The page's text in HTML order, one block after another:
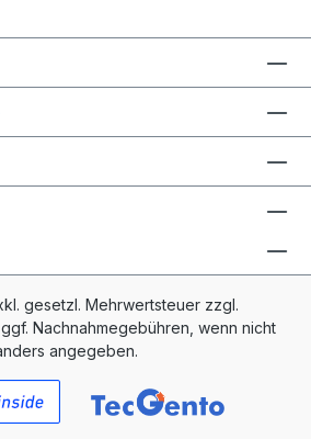
gesetzl. Mehrwertsteuer zzgl.
Nachnahmegebühren, wenn nicht
angegeben.